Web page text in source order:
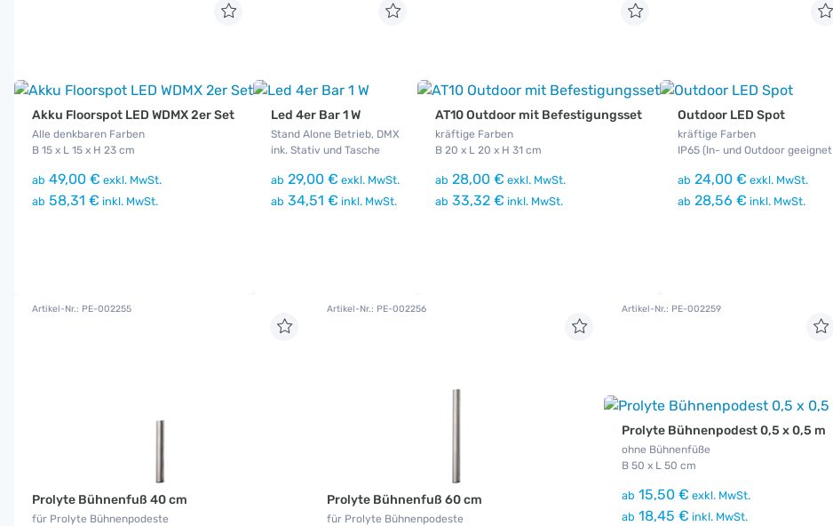
Akku Floorspot LED WDMX 2er Set
Alle denkbaren Farben
B 15 x L 15 x H 23 cm
ab 49,00 € exkl. MwSt.
ab 58,31 € inkl. MwSt.
Led 4er Bar 1 W
Stand Alone Betrieb, DMX
ink. Stativ und Tasche
ab 29,00 € exkl. MwSt.
ab 34,51 € inkl. MwSt.
AT10 Outdoor mit Befestigungsset
kräftige Farben
B 20 x L 20 x H 31 cm
ab 28,00 € exkl. MwSt.
ab 33,32 € inkl. MwSt.
Outdoor LED Spot
kräftige Farben
IP65 (In- und Outdoor geeignet
ab 24,00 € exkl. MwSt.
ab 28,56 € inkl. MwSt.
Artikel-Nr.: PE-002255
Prolyte Bühnenfuß 40 cm
für Prolyte Bühnenpodeste
Artikel-Nr.: PE-002256
Prolyte Bühnenfuß 60 cm
für Prolyte Bühnenpodeste
Artikel-Nr.: PE-002259
Prolyte Bühnenpodest 0,5 x 0,5 m
ohne Bühnenfüße
B 50 x L 50 cm
ab 15,50 € exkl. MwSt.
ab 18,45 € inkl. MwSt.